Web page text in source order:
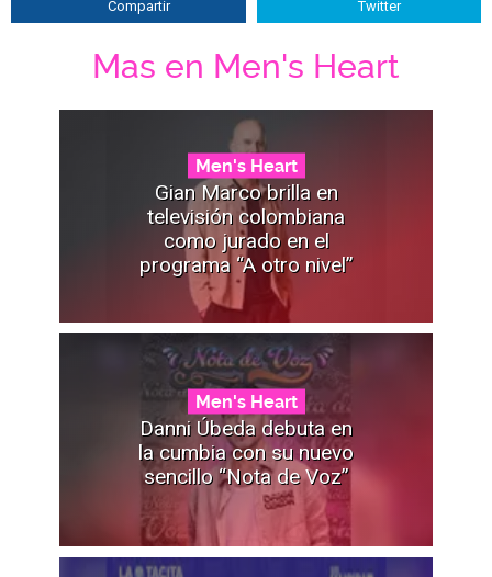
Compartir Twitter
Mas en Men's Heart
Men's Heart
Gian Marco brilla en
televisión colombiana
como jurado en el
programa “A otro nivel”
Men's Heart
Danni Úbeda debuta en
la cumbia con su nuevo
sencillo “Nota de Voz”